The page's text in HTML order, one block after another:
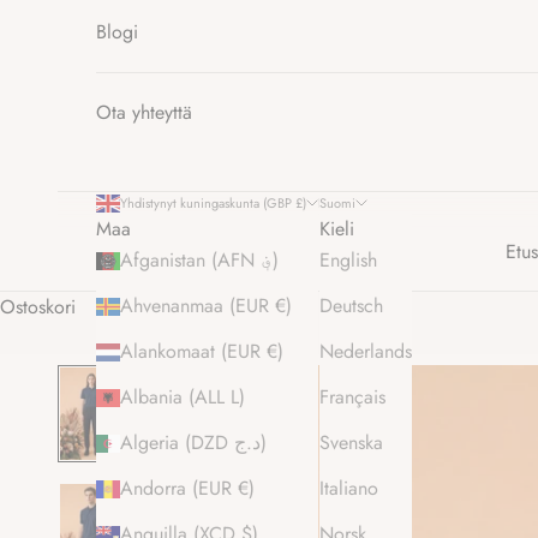
Blogi
Ota yhteyttä
Yhdistynyt kuningaskunta (GBP £)
Maa
Afganistan (AFN ؋)
Ahvenanmaa (EUR €)
Alankomaat (EUR €)
Albania (ALL L)
Algeria (DZD د.ج)
Andorra (EUR €)
Suomi
Kieli
English
Deutsch
Nederlands
Français
Svenska
Italiano
Ostoskori